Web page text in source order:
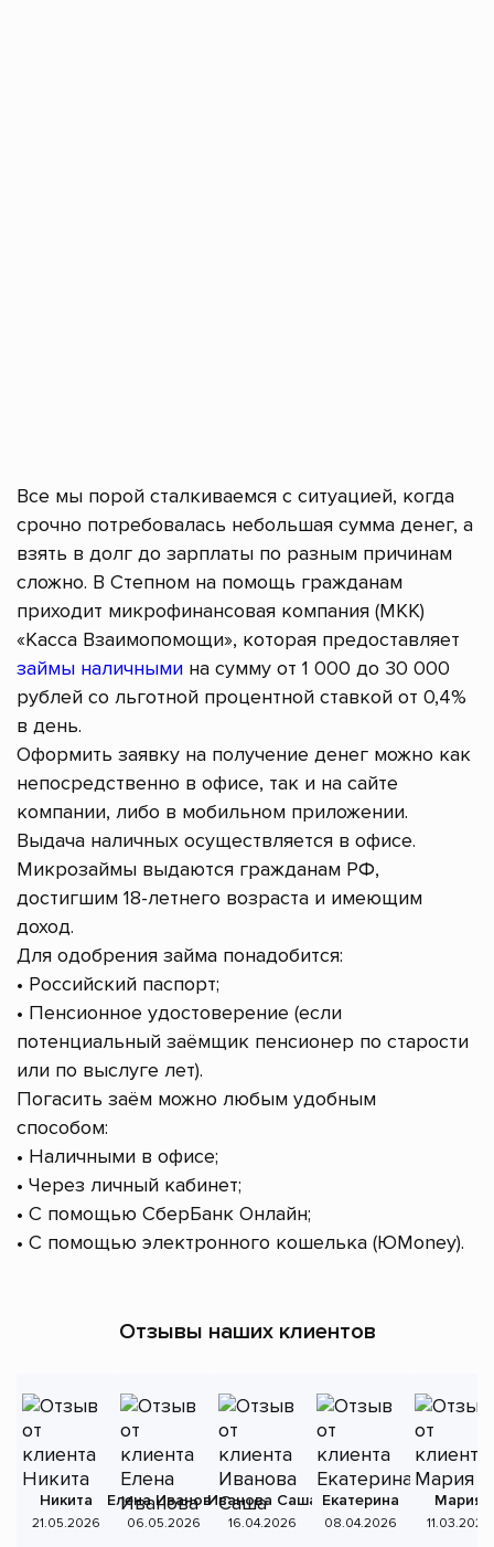
Все мы порой сталкиваемся с ситуацией, когда
срочно потребовалась небольшая сумма денег, а
взять в долг до зарплаты по разным причинам
сложно. В Степном на помощь гражданам
приходит микрофинансовая компания (МКК)
«Касса Взаимопомощи», которая предоставляет
займы наличными на сумму от 1 000 до 30 000
рублей со льготной процентной ставкой от 0,4%
в день.
Оформить заявку на получение денег можно как
непосредственно в офисе, так и на сайте
компании, либо в мобильном приложении.
Выдача наличных осуществляется в офисе.
Микрозаймы выдаются гражданам РФ,
достигшим 18-летнего возраста и имеющим
доход.
Для одобрения займа понадобится:
• Российский паспорт;
• Пенсионное удостоверение (если
потенциальный заёмщик пенсионер по старости
или по выслуге лет).
Погасить заём можно любым удобным
способом:
• Наличными в офисе;
• Через личный кабинет;
• С помощью СберБанк Онлайн;
• С помощью электронного кошелька (ЮMoney).
Отзывы наших клиентов
Никита
21.05.2026
Елена Иванова
06.05.2026
Иванова Саша
16.04.2026
Екатерина
08.04.2026
Мария
11.03.2026